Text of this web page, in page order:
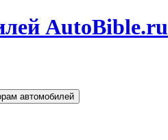
AutoBible.ru
автомобилей